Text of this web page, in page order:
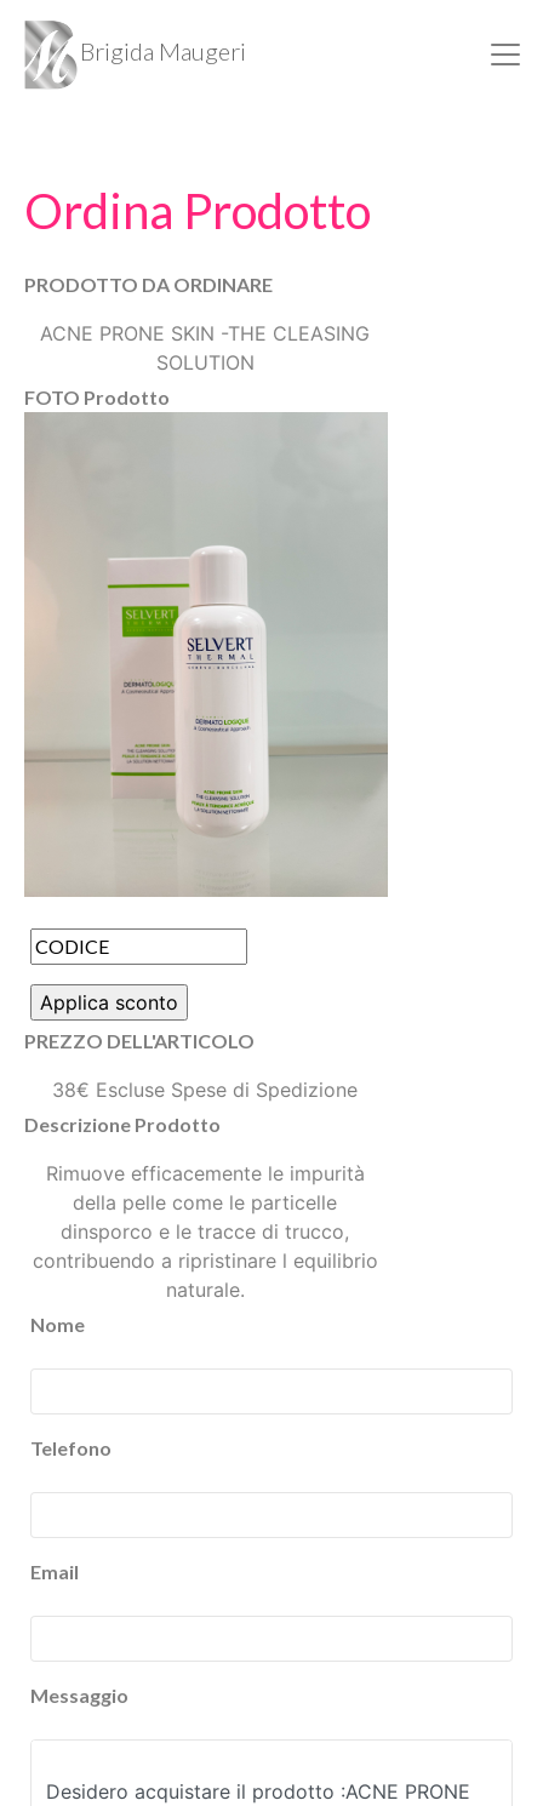
Brigida Maugeri
Ordina Prodotto
PRODOTTO DA ORDINARE
ACNE PRONE SKIN -THE CLEASING
SOLUTION
FOTO Prodotto
PREZZO DELL'ARTICOLO
38€ Escluse Spese di Spedizione
Descrizione Prodotto
Rimuove efficacemente le impurità
della pelle come le particelle
dinsporco e le tracce di trucco,
contribuendo a ripristinare l equilibrio
naturale.
Nome
Telefono
Email
Messaggio